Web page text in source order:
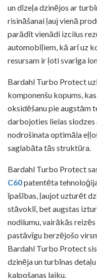
un dīzeļa dzinējos ar
risināšanai ļauj vienā
parādīt vienādi izcilus
automobīļiem, kā arī uz
resursam ir ļoti svarīga
Bardahl Turbo Protect
komponenšu kopums,
oksidēšanu pie augstām
darbojoties lielas
nodrošinata optimāla
saglabāta tās struktūra.
Bardahl Turbo Protect
C60patentēta
īpašības, ļaujot uzturēt
stāvoklī, bet augstas
nodilumu, vairākās
pastāvīgu berzējošo
Bardahl Turbo Protect
dzinēja un turbīnas
kalpošanas laiku.